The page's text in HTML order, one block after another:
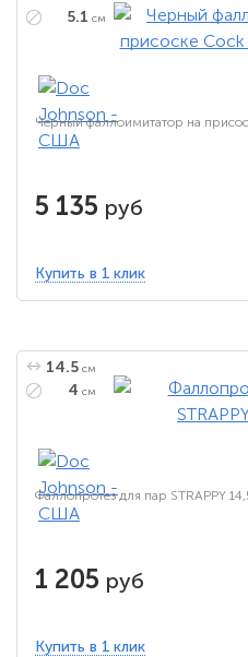
5.1 см
Черный фаллоимитатор на
5 135 руб
Купить в 1 клик
14.5 см
4 см
Фаллопротез для пар STRAPPY
1 205 руб
Купить в 1 клик